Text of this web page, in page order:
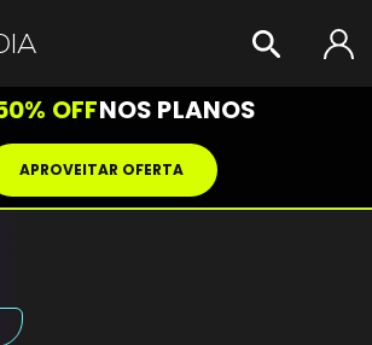
OFFNOS PLANOS
APROVEITAR OFERTA